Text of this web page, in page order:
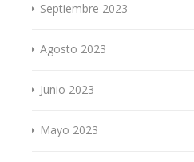
Septiembre 2023
Agosto 2023
Junio 2023
Mayo 2023